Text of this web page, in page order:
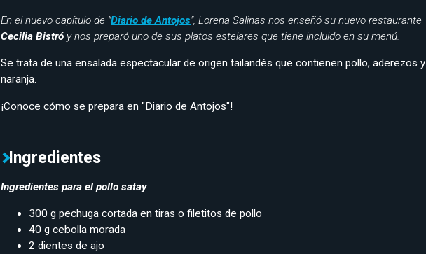
En el nuevo capítulo de "Diario de Antojos", Lorena Salinas nos enseñó su nuevo restaurante
Cecilia Bistró y nos preparó uno de sus platos estelares que tiene incluido en su menú.
Se trata de una ensalada espectacular de origen tailandés que contienen pollo, aderezos y
naranja.
¡Conoce cómo se prepara en "Diario de Antojos"!
Ingredientes
Ingredientes para el pollo satay
300 g pechuga cortada en tiras o filetitos de pollo
40 g cebolla morada
2 dientes de ajo